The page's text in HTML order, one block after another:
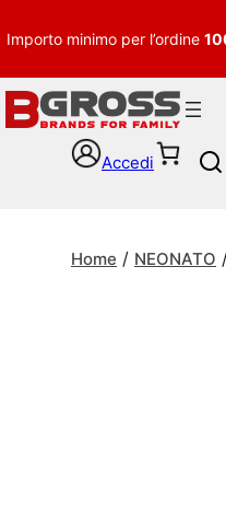
Importo minimo per l’ordine
Accedi
Home / NEONATO